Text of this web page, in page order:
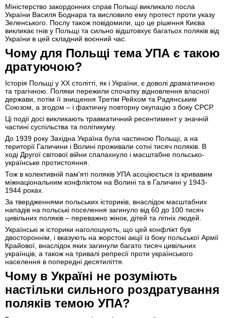
Міністерство закордонних справ Польщі викликало посла
України Василя Боднара та висловило ему протест проти указу
Зеленського. Послу також повідомили, що це рішення Києва
викликає гнів у Польщі та сильно відштовхує багатьох поляків від
України в цей складний воєнний час.
Чому для Польщі тема УПА є такою
дратуючою?
Історія Польщі у ХХ столітті, як і України, є доволі драматичною
та трагічною. Поляки пережили спочатку відновлення власної
держави, потім її знищення Третім Рейхом та Радянським
Союзом, а згодом – і фактичну повторну окупацію з боку СРСР.
Ці події досі викликають травматичний ресентимент у значній
частині суспільства та політикуму.
До 1939 року Західна Україна була частиною Польщі, а на
території Галичини і Волині проживали сотні тисяч поляків. В
ході Другої світової війни спалахнуло і масштабне польсько-
українське протистояння.
Тож в колективній пам'яті поляків УПА асоціюється із кривавим
міжнаціональним конфліктом на Волині та в Галичині у 1943-
1944 роках.
За твердженнями польських істориків, внаслідок масштабних
нападів на польські поселення загинуло від 60 до 100 тисяч
цивільних поляків – переважно жінок, дітей та літніх людей.
Українські ж історики наголошують, що цей конфлікт був
двостороннім, і вказують на жорстокі акції із боку польської Армії
Крайової, внаслідок яких загинули багато тисяч цивільних
українців, а також на тривалі репресії проти українського
населення в попередні десятиліття.
Чому в Україні не розуміють
настільки сильного роздратування
поляків темою УПА?